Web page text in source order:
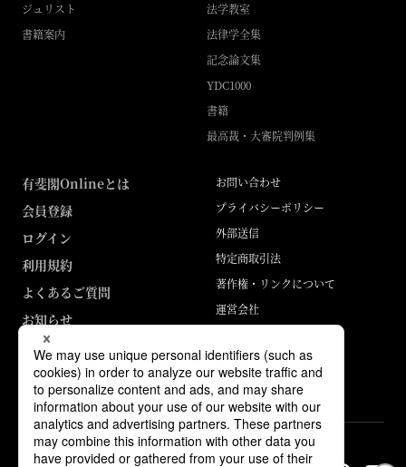
ジュリスト
書籍案内
法学教室
法律学全集
記念論文集
YDC1000
書籍
最高裁・大審院判例集
有斐閣Onlineとは
会員登録
ログイン
利用規約
よくあるご質問
お知らせ
お問い合わせ
プライバシーポリシー
外部送信
特定商取引法
著作権・リンクについて
運営会社